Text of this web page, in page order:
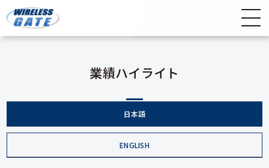
業績ハイライト
日本語
ENGLISH